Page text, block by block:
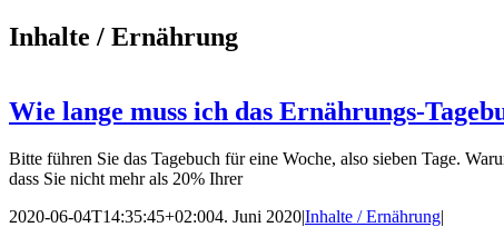
Inhalte / Ernährung
Wie lange muss ich das Ernährungs-
Bitte führen Sie das Tagebuch für eine Woche, also sieben Tage.
dass Sie nicht mehr als 20% Ihrer
2020-06-04T14:35:45+02:004. Juni 2020|Inhalte / Ernährung|